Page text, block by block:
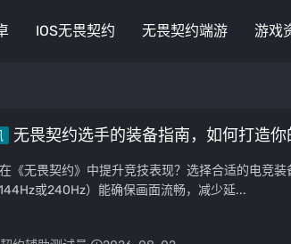
IOS无畏契约 无畏契约端游 游戏
无畏契约选手的装备指南，如何打造
《无畏契约》中提升竞技表现？选择合适的电竞
或240Hz）能确保画面流畅，减少延...